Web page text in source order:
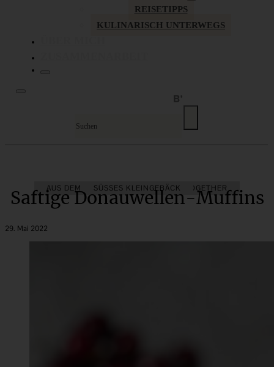
REISETIPPS
KULINARISCH UNTERWEGS
AUS DEM OBSTGARTEN BAKE TOGETHER
SÜSSES KLEINGEBÄCK
Saftige Donauwellen-Muffins
29. Mai 2022